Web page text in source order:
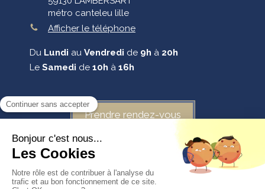
métro canteleu lille
Afficher le téléphone
Du Lundi au Vendredi de 9h à 20h
Le Samedi de 10h à 16h
Prendre rendez-vous
©2025 Un Espace en Soi - Massages-bien-être-reiki-eft